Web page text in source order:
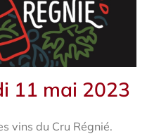
11 mai 2023
vins du Cru Régnié.